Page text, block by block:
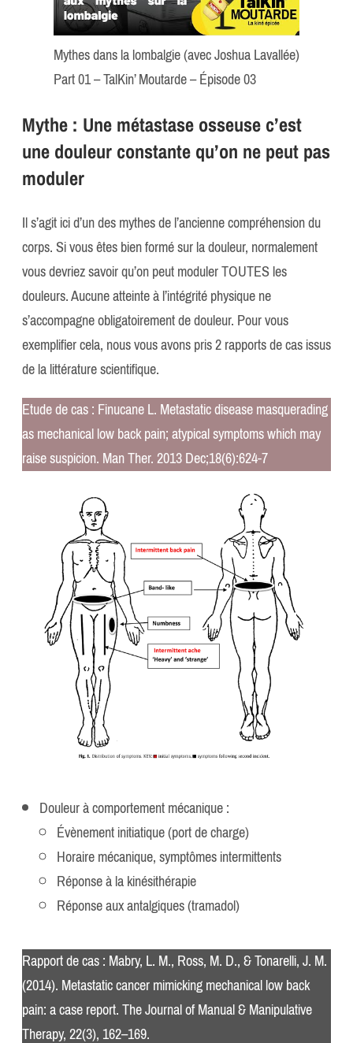
Mythes dans la lombalgie (avec Joshua Lavallée)
Part 01 – TalKin’ Moutarde – Épisode 03
Mythe : Une métastase osseuse c’est
une douleur constante qu’on ne peut pas
moduler
Il s’agit ici d’un des mythes de l’ancienne compréhension du
corps. Si vous êtes bien formé sur la douleur, normalement
vous devriez savoir qu’on peut moduler TOUTES les
douleurs. Aucune atteinte à l’intégrité physique ne
s’accompagne obligatoirement de douleur. Pour vous
exemplifier cela, nous vous avons pris 2 rapports de cas issus
de la littérature scientifique.
Etude de cas : Finucane L. Metastatic disease masquerading
as mechanical low back pain; atypical symptoms which may
raise suspicion. Man Ther. 2013 Dec;18(6):624-7
Douleur à comportement mécanique :
Évènement initiatique (port de charge)
Horaire mécanique, symptômes intermittents
Réponse à la kinésithérapie
Réponse aux antalgiques (tramadol)
Rapport de cas : Mabry, L. M., Ross, M. D., & Tonarelli, J. M.
(2014). Metastatic cancer mimicking mechanical low back
pain: a case report. The Journal of Manual & Manipulative
Therapy, 22(3), 162–169.